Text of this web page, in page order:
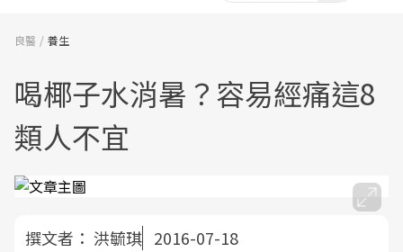
良醫 養生
喝椰子水消暑？容易經痛這8
類人不宜
撰文者： 洪毓琪 2016-07-18